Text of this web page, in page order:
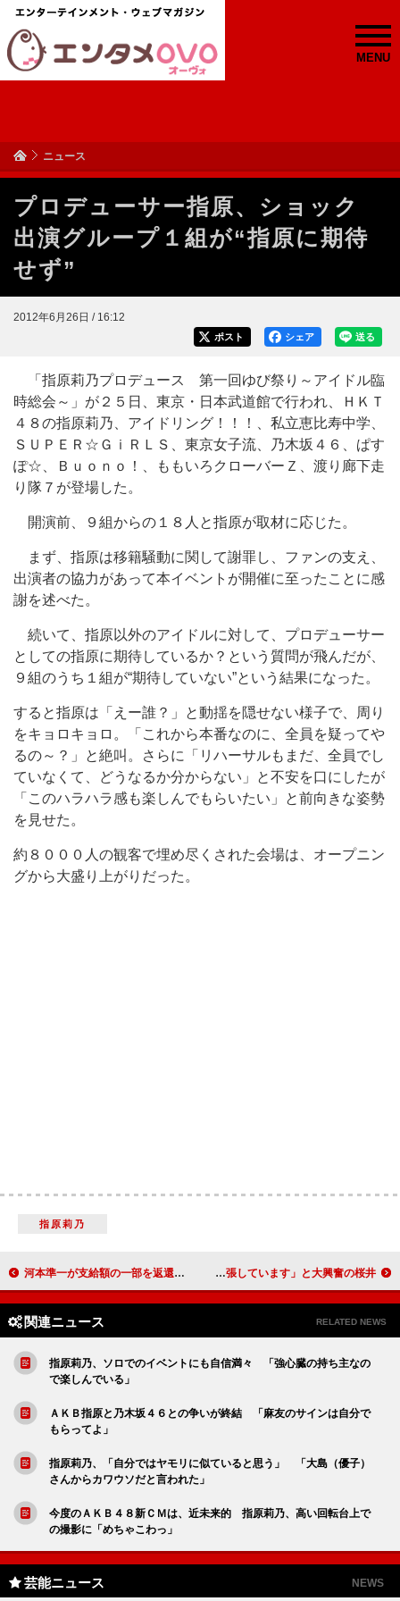
MENU
ニュース
プロデューサー指原、ショック
出演グループ１組が“指原に期待
せず”
2012年6月26日 / 16:12
送る
シェア
ポスト
「指原莉乃プロデュース 第一回ゆび祭り～アイドル臨
時総会～」が２５日、東京・日本武道館で行われ、ＨＫＴ
４８の指原莉乃、アイドリング！！！、私立恵比寿中学、
ＳＵＰＥＲ☆ＧｉＲＬＳ、東京女子流、乃木坂４６、ぱす
ぽ☆、Ｂｕｏｎｏ！、ももいろクローバーＺ、渡り廊下走
り隊７が登場した。
開演前、９組からの１８人と指原が取材に応じた。
まず、指原は移籍騒動に関して謝罪し、ファンの支え、
出演者の協力があって本イベントが開催に至ったことに感
謝を述べた。
続いて、指原以外のアイドルに対して、プロデューサー
としての指原に期待しているか？という質問が飛んだが、
９組のうち１組が“期待していない”という結果になった。
すると指原は「えー誰？」と動揺を隠せない様子で、周り
をキョロキョロ。「これから本番なのに、全員を疑ってや
るの～？」と絶叫。さらに「リハーサルもまだ、全員でし
ていなくて、どうなるか分からない」と不安を口にしたが
「このハラハラ感も楽しんでもらいたい」と前向きな姿勢
を見せた。
約８０００人の観客で埋め尽くされた会場は、オープニン
グから大盛り上がりだった。
指原莉乃
河本準一が支給額の一部を返還 母親の生活保護受給問題 乃木坂４６、デビュー４カ月で初武道館 「緊張しています」と大興奮の桜井
関連ニュース RELATED NEWS
指原莉乃、ソロでのイベントにも自信満々 「強心臓の持ち主なの
で楽しんでいる」
ＡＫＢ指原と乃木坂４６との争いが終結 「麻友のサインは自分で
もらってよ」
指原莉乃、「自分ではヤモリに似ていると思う」 「大島（優子）
さんからカワウソだと言われた」
今度のＡＫＢ４８新ＣＭは、近未来的 指原莉乃、高い回転台上で
の撮影に「めちゃこわっ」
芸能ニュース NEWS